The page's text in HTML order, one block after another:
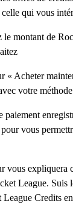
qui vous
le montant de
« Acheter
votre
paiement
vous
vous expliquera
League. Suis
League Credits